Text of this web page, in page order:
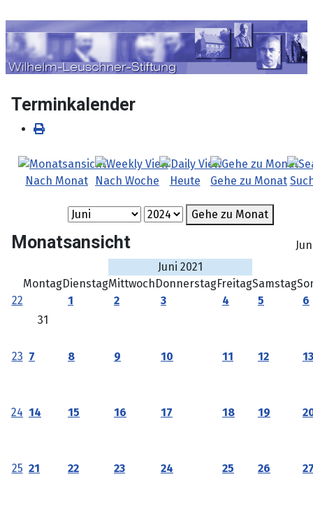
Terminkalender
Nach Monat Nach Woche Heute Gehe zu Monat
Gehe zu Monat
Monatsansicht
Juni 2021
MontagDienstagMittwochDonnerstagFreitagSamstag
22
31
1 2 3 4 5 6
23 7 8 9 10 11 12 13
24 14 15 16 17 18 19
25 21 22 23 24 25 26